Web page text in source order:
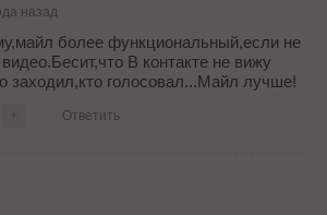
назад
более функциональный,если не
видео.Бесит,что В контакте не вижу
заходил,кто голосовал...Майл лучше!
Ответить